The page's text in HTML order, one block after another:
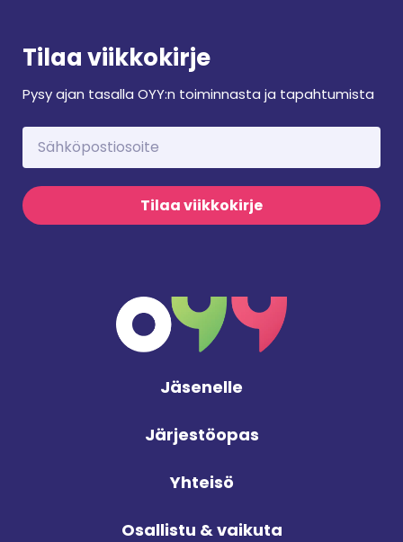
Tilaa viikkokirje
Pysy ajan tasalla OYY:n toiminnasta ja tapahtumista
Tilaa viikkokirje
Jäsenelle
Järjestöopas
Yhteisö
Osallistu & vaikuta